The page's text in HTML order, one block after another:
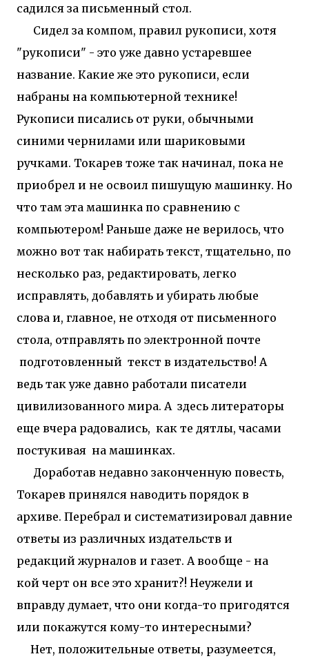
садился за письменный стол.
Сидел за компом, правил рукописи, хотя
"рукописи" - это уже давно устаревшее
название. Какие же это рукописи, если
набраны на компьютерной технике!
Рукописи писались от руки, обычными
синими чернилами или шариковыми
ручками. Токарев тоже так начинал, пока не
приобрел и не освоил пишущую машинку. Но
что там эта машинка по сравнению с
компьютером! Раньше даже не верилось, что
можно вот так набирать текст, тщательно, по
несколько раз, редактировать, легко
исправлять, добавлять и убирать любые
слова и, главное, не отходя от письменного
стола, отправлять по электронной почте
подготовленный текст в издательство! А
ведь так уже давно работали писатели
цивилизованного мира. А здесь литераторы
еще вчера радовались, как те дятлы, часами
постукивая на машинках.
Доработав недавно законченную повесть,
Токарев принялся наводить порядок в
архиве. Перебрал и систематизировал давние
ответы из различных издательств и
редакций журналов и газет. А вообще - на
кой черт он все это хранит?! Неужели и
вправду думает, что они когда-то пригодятся
или покажутся кому-то интересными?
Нет, положительные ответы, разумеется,